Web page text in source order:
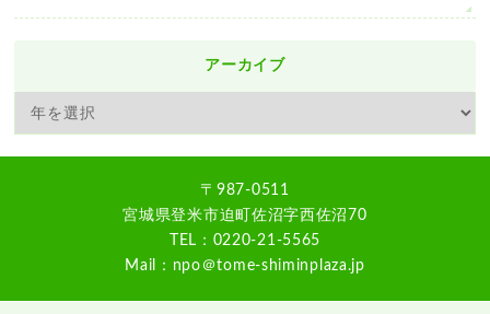
アーカイブ
〒987-0511
宮城県登米市迫町佐沼字西佐沼70
TEL：0220-21-5565
Mail：npo＠tome-shiminplaza.jp